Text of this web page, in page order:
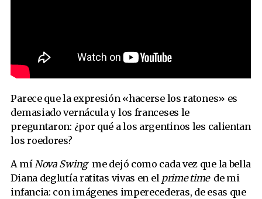
Parece que la expresión «hacerse los ratones» es
demasiado vernácula y los franceses le
preguntaron: ¿por qué a los argentinos les calientan
los roedores?
A míNova Swingme dejó como cada vez que la bella
Diana deglutía ratitas vivas en el prime timede mi
infancia: con imágenes imperecederas, de esas que